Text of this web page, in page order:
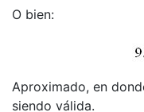
O bien:
Aproximado, en
siendo válida.